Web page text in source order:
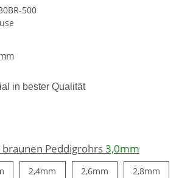
500
in bester Qualität
Peddigrohrs3,0mm
2,2mm2,4mm 2,4mm2,6mm2,6mm2,8mm